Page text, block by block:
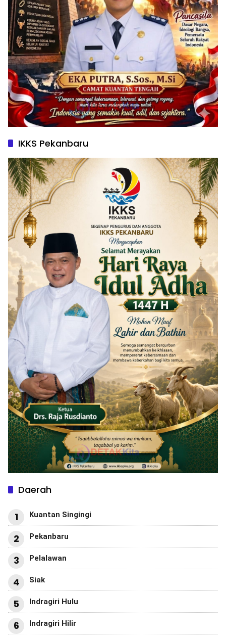
IKKS Pekanbaru
Daerah
1 Kuantan Singingi
2 Pekanbaru
3 Pelalawan
4 Siak
5 Indragiri Hulu
6 Indragiri Hilir